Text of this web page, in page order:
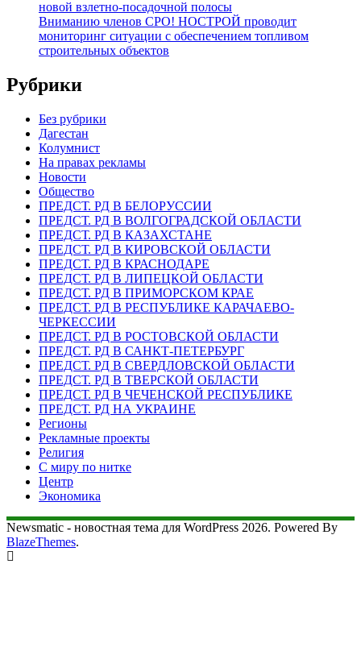
новой взлетно-посадочной полосы
Вниманию членов СРО! НОСТРОЙ проводит
мониторинг ситуации с обеспечением топливом
строительных объектов
Рубрики
Без рубрики
Дагестан
Колумнист
На правах рекламы
Новости
Общество
ПРЕДСТ. РД В БЕЛОРУССИИ
ПРЕДСТ. РД В ВОЛГОГРАДСКОЙ ОБЛАСТИ
ПРЕДСТ. РД В КАЗАХСТАНЕ
ПРЕДСТ. РД В КИРОВСКОЙ ОБЛАСТИ
ПРЕДСТ. РД В КРАСНОДАРЕ
ПРЕДСТ. РД В ЛИПЕЦКОЙ ОБЛАСТИ
ПРЕДСТ. РД В ПРИМОРСКОМ КРАЕ
ПРЕДСТ. РД В РЕСПУБЛИКЕ КАРАЧАЕВО-
ЧЕРКЕССИИ
ПРЕДСТ. РД В РОСТОВСКОЙ ОБЛАСТИ
ПРЕДСТ. РД В САНКТ-ПЕТЕРБУРГ
ПРЕДСТ. РД В СВЕРДЛОВСКОЙ ОБЛАСТИ
ПРЕДСТ. РД В ТВЕРСКОЙ ОБЛАСТИ
ПРЕДСТ. РД В ЧЕЧЕНСКОЙ РЕСПУБЛИКЕ
ПРЕДСТ. РД НА УКРАИНЕ
Регионы
Рекламные проекты
Религия
С миру по нитке
Центр
Экономика
Newsmatic - новостная тема для WordPress 2026. Powered By
BlazeThemes.